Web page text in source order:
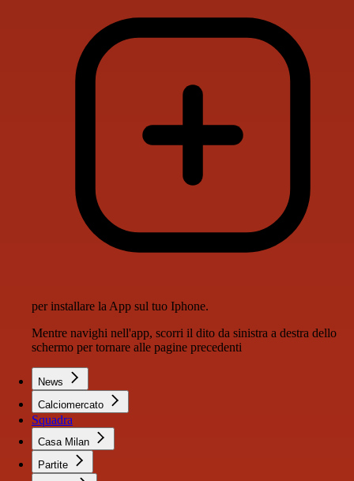
per installare la App sul tuo Iphone.
Mentre navighi nell'app, scorri il dito da sinistra a destra dello
schermo per tornare alle pagine precedenti
News
Calciomercato
Squadra
Casa Milan
Partite